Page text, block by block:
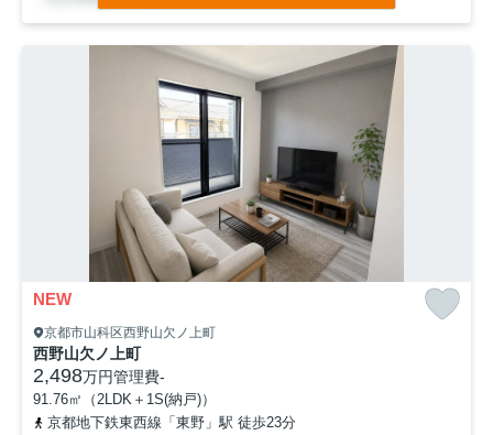
NEW
京都市山科区西野山欠ノ上町
西野山欠ノ上町
2,498万円管理費-
91.76㎡（2LDK＋1S(納戸)）
京都地下鉄東西線「東野」駅 徒歩23分